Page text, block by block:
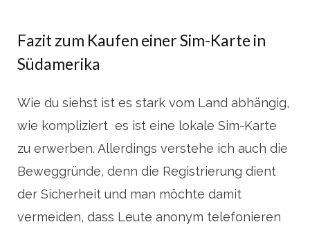
Fazit zum Kaufen einer Sim-Karte in
Südamerika
Wie du siehst ist es stark vom Land abhängig,
wie kompliziert es ist eine lokale Sim-Karte
zu erwerben. Allerdings verstehe ich auch die
Beweggründe, denn die Registrierung dient
der Sicherheit und man möchte damit
vermeiden, dass Leute anonym telefonieren